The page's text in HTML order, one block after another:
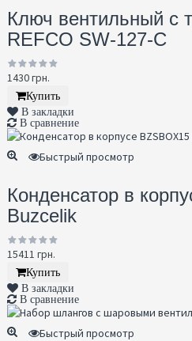
Ключ вентильный с
REFCO SW-127-C
1430 грн.
Купить
В закладки
В сравнение
Быстрый просмотр
Конденсатор в
Buzcelik
15411 грн.
Купить
В закладки
В сравнение
Быстрый просмотр